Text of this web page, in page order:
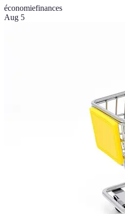
économiefinances
Aug 5